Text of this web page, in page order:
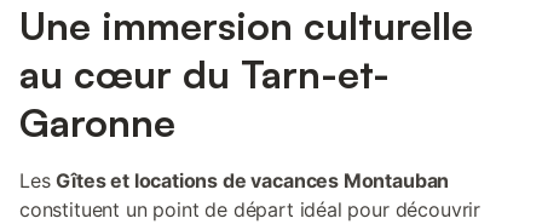
Une immersion culturelle
au cœur du Tarn-et-
Garonne
LesGîtes et locations de vacances Montauban
constituent un point de départ idéal pour découvrir